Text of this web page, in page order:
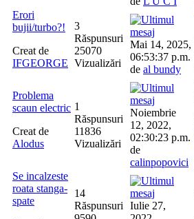
Erori
bujii/turbo?!
Creat de
IFGEORGE
3
Răspunsuri
25070
Vizualizări
Mai 14, 2025,
06:53:37 p.m.
de al bundy
Problema
scaun electric
Creat de
Alodus
1
Răspunsuri
11836
Vizualizări
Noiembrie
12, 2022,
02:30:23 p.m.
de
calinpopovici
Se incalzeste
roata stanga-
spate
14
Răspunsuri
Iulie 27,